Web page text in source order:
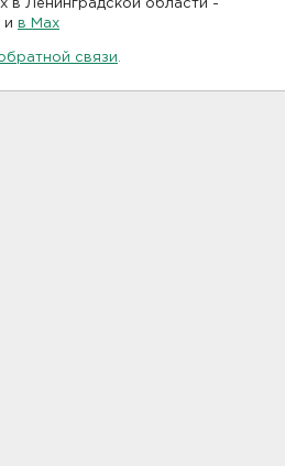
в Ленинградской области -
и в Maх
связи